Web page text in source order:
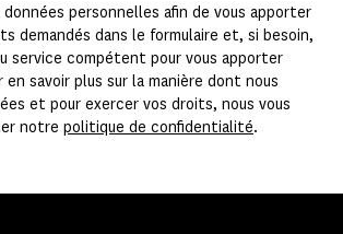
personnelles afin de vous apporter
demandés dans le formulaire et, si besoin,
service compétent pour vous apporter
en savoir plus sur la manière dont nous
et pour exercer vos droits, nous vous
notre politique de confidentialité.